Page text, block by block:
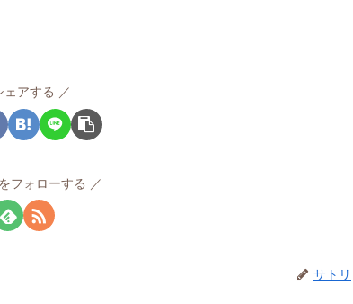
ェアする
フォローする
サトリ